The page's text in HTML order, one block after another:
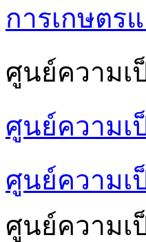
การเกษตร
ศูนย์ความเ
ศูนย์ความเ
ศูนย์ความเ
ศูนย์ความเ